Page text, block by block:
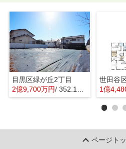
目黒区緑が丘2丁目
2億9,700万円/ 352.16㎡
世田谷
1億
ページト